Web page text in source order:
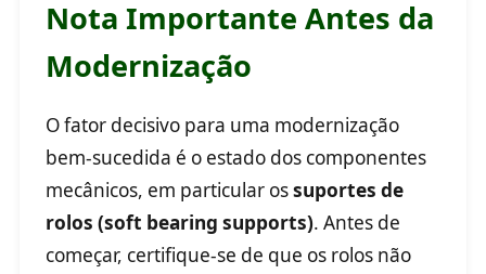
Nota Importante Antes da
Modernização
O fator decisivo para uma modernização
bem-sucedida é o estado dos componentes
mecânicos, em particular ossuportes de
rolos (soft bearing supports). Antes de
começar, certifique-se de que os rolos não